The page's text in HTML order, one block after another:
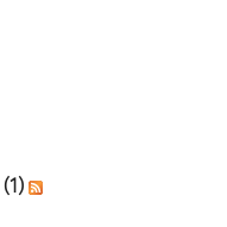
(1)